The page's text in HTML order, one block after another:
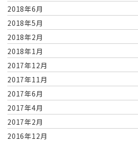
2018年6月
2018年5月
2018年2月
2018年1月
2017年12月
2017年11月
2017年6月
2017年4月
2017年2月
2016年12月